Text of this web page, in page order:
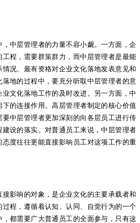
中层管理者的力量不容小觑。一方面，企
工程，需要群策群力，而中层管理者是最能
况、最有资格对企业文化落地发表意见和
地的过程中，要充分听取中层管理者的意
业文化落地工作的及时改进。另一方面，中
下的连接作用。高层管理者制定的核心价值
中层管理者更加深刻的向各层员工进行传
设的落实。对普通员工来说，中层管理者
态度往往更能直接影响员工对这项工作的重
影响的对象，是企业文化的主要承载者和
程，遵循着认知、认同、自觉行为的一个
都需要广大普通员工的全面参与，只有这